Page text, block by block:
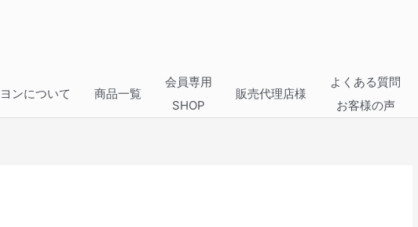
ンについて 商品一覧
会員専用
SHOP
販売代理店様
よくある質問
お客様の声